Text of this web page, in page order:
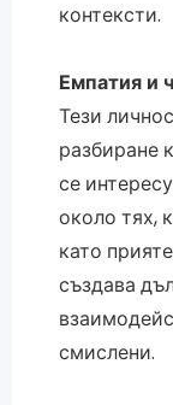
контексти.
Емпатия и
Тези
разбиране
се
около тях,
като
създава
смислени.